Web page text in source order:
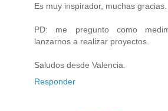
Es muy inspirador, muchas gracias.
PD: me pregunto como
lanzarnos a realizar proyectos.
Saludos desde Valencia.
Responder